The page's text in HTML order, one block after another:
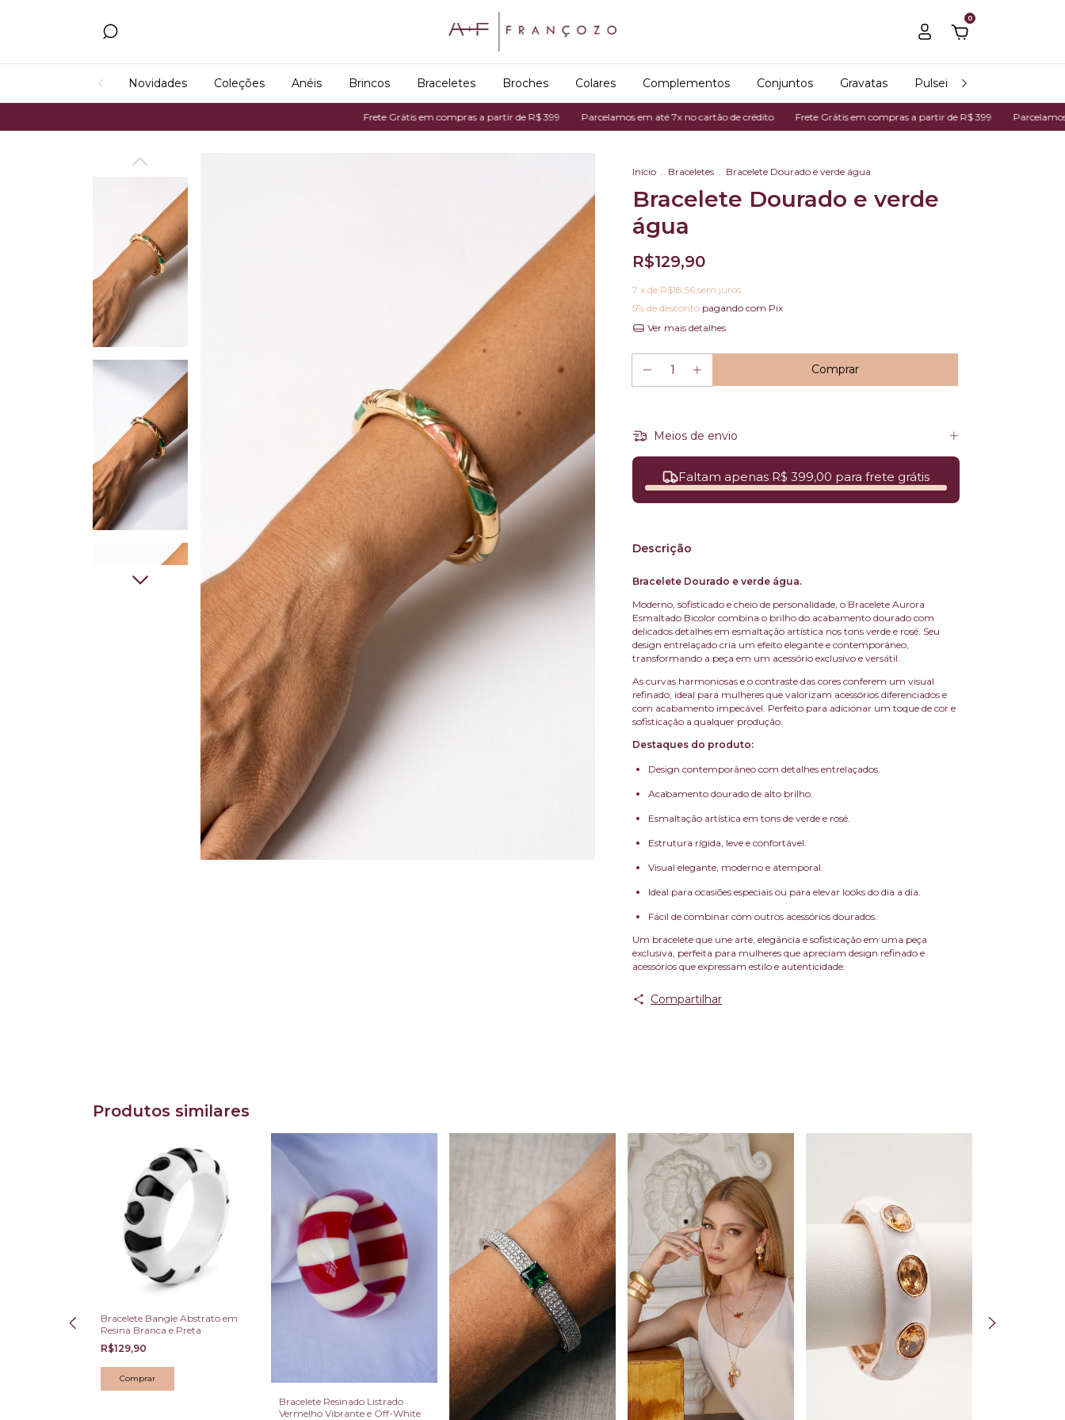
0
Novidades Coleções Anéis Brincos Braceletes Broches Colares Complementos Conjuntos Gravatas Pulseiras
Frete Grátis em compras a partir de R$ 399 Parcelamos em até 7x no cartão de crédito Frete Grátis em compras a partir de R$ 399 Parcelamos em
Início . Braceletes . Bracelete Dourado e verde água
Bracelete Dourado e verde
água
R$129,90
7 x de R$18,56 sem juros
5% de desconto pagando com Pix
Ver mais detalhes
Meios de envio
Faltam apenas R$ 399,00 para frete grátis
Descrição
Bracelete Dourado e verde água.
Moderno, sofisticado e cheio de personalidade, o Bracelete Aurora
Esmaltado Bicolor combina o brilho do acabamento dourado com
delicados detalhes em esmaltação artística nos tons verde e rosé. Seu
design entrelaçado cria um efeito elegante e contemporâneo,
transformando a peça em um acessório exclusivo e versátil.
As curvas harmoniosas e o contraste das cores conferem um visual
refinado, ideal para mulheres que valorizam acessórios diferenciados e
com acabamento impecável. Perfeito para adicionar um toque de cor e
sofisticação a qualquer produção.
Destaques do produto:
Design contemporâneo com detalhes entrelaçados.
Acabamento dourado de alto brilho.
Esmaltação artística em tons de verde e rosé.
Estrutura rígida, leve e confortável.
Visual elegante, moderno e atemporal.
Ideal para ocasiões especiais ou para elevar looks do dia a dia.
Fácil de combinar com outros acessórios dourados.
Um bracelete que une arte, elegância e sofisticação em uma peça
exclusiva, perfeita para mulheres que apreciam design refinado e
acessórios que expressam estilo e autenticidade.
Compartilhar
Produtos similares
Bracelete Bangle Abstrato em
Resina Branca e Preta
R$129,90
Bracelete Resinado Listrado
Vermelho Vibrante e Off-White